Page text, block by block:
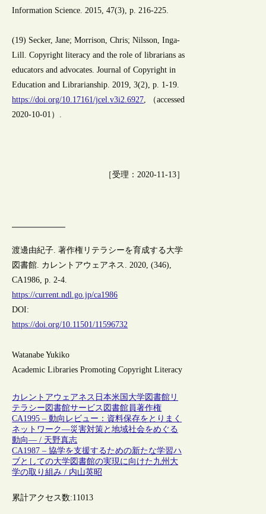
Information Science. 2015, 47(3), p. 216-225.
(19) Secker, Jane; Morrison, Chris; Nilsson, Inga-
Lill. Copyright literacy and the role of librarians as
educators and advocates. Journal of Copyright in
Education and Librarianship. 2019, 3(2), p. 1-19.
https://doi.org/10.17161/jcel.v3i2.6927, （accessed
2020-10-01）.
［受理：2020-11-13］
渡邊由紀子. 著作権リテラシーを育成する大学
図書館. カレントアウェアネス. 2020, (346),
CA1986, p. 2-4.
https://current.ndl.go.jp/ca1986
DOI:
https://doi.org/10.11501/11596732
Watanabe Yukiko
Academic Libraries Promoting Copyright Literacy
カレントアウェアネス 日本米国 大学図書館 リ
テラシー図書館サービス 図書館員著作権
CA1995 – 動向レビュー：資料保存をとりまく
ネットワーク—災害対策と地域社会をめぐる
動向— / 天野真志
CA1987 – 協学を支援するための新たな学習ハ
ブとしての大学図書館の実現に向けた九州大
学の取り組み / 内山英昭
累計アクセス数:11013